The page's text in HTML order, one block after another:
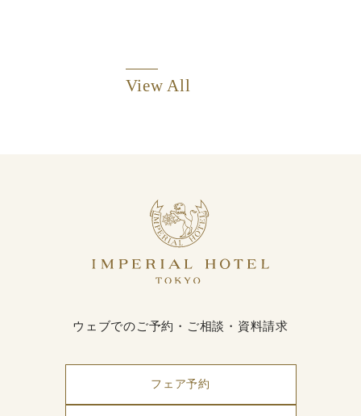
View All
ウェブでのご予約・ご相談・資料請求
フェア予約